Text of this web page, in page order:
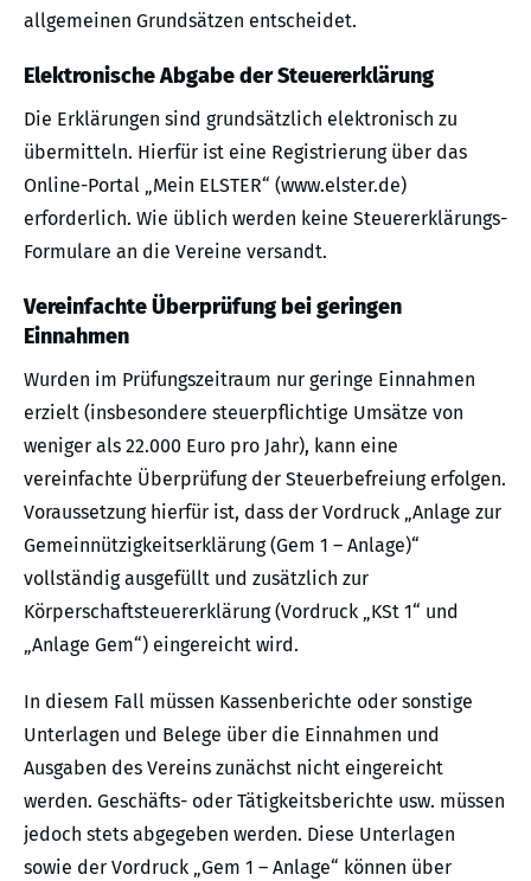
allgemeinen Grundsätzen entscheidet.
Elektronische Abgabe der Steuererklärung
Die Erklärungen sind grundsätzlich elektronisch zu
übermitteln. Hierfür ist eine Registrierung über das
Online-Portal „Mein ELSTER“ (www.elster.de)
erforderlich. Wie üblich werden keine Steuererklärungs-
Formulare an die Vereine versandt.
Vereinfachte Überprüfung bei geringen
Einnahmen
Wurden im Prüfungszeitraum nur geringe Einnahmen
erzielt (insbesondere steuerpflichtige Umsätze von
weniger als 22.000 Euro pro Jahr), kann eine
vereinfachte Überprüfung der Steuerbefreiung erfolgen.
Voraussetzung hierfür ist, dass der Vordruck „Anlage zur
Gemeinnützigkeitserklärung (Gem 1 – Anlage)“
vollständig ausgefüllt und zusätzlich zur
Körperschaftsteuererklärung (Vordruck „KSt 1“ und
„Anlage Gem“) eingereicht wird.
In diesem Fall müssen Kassenberichte oder sonstige
Unterlagen und Belege über die Einnahmen und
Ausgaben des Vereins zunächst nicht eingereicht
werden. Geschäfts- oder Tätigkeitsberichte usw. müssen
jedoch stets abgegeben werden. Diese Unterlagen
sowie der Vordruck „Gem 1 – Anlage“ können über